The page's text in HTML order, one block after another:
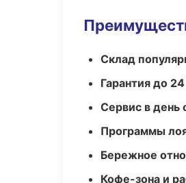
Склад
Гарантия до
Сервис в день
Программы
Бережное
Кофе-зона и